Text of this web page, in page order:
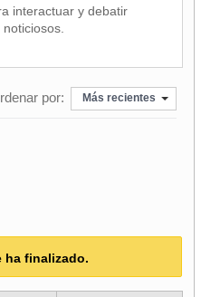
interactuar y debatir
por: Más recientes
ha finalizado.